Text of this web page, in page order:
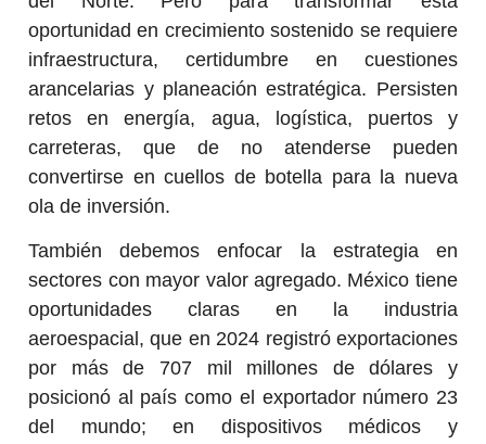
oportunidad en crecimiento sostenido se requiere
infraestructura, certidumbre en cuestiones
arancelarias y planeación estratégica. Persisten
retos en energía, agua, logística, puertos y
carreteras, que de no atenderse pueden
convertirse en cuellos de botella para la nueva
ola de inversión.
También debemos enfocar la estrategia en
sectores con mayor valor agregado. México tiene
oportunidades claras en la industria
aeroespacial, que en 2024 registró exportaciones
por más de 707 mil millones de dólares y
posicionó al país como el exportador número 23
del mundo; en dispositivos médicos y